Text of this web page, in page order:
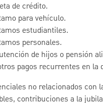
de crédito.
para vehículo.
estudiantiles.
personales.
de hijos o pensión
pagos recurrentes en la
no relacionados con
contribuciones a la